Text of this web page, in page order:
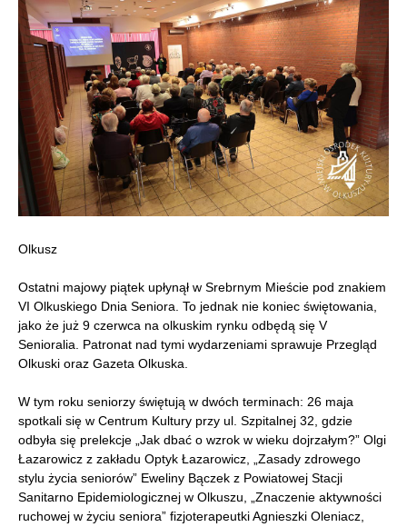
Olkusz
Ostatni majowy piątek upłynął w Srebrnym Mieście pod znakiem
VI Olkuskiego Dnia Seniora. To jednak nie koniec świętowania,
jako że już 9 czerwca na olkuskim rynku odbędą się V
Senioralia. Patronat nad tymi wydarzeniami sprawuje Przegląd
Olkuski oraz Gazeta Olkuska.
W tym roku seniorzy świętują w dwóch terminach: 26 maja
spotkali się w Centrum Kultury przy ul. Szpitalnej 32, gdzie
odbyła się prelekcje „Jak dbać o wzrok w wieku dojrzałym?” Olgi
Łazarowicz z zakładu Optyk Łazarowicz, „Zasady zdrowego
stylu życia seniorów” Eweliny Bączek z Powiatowej Stacji
Sanitarno Epidemiologicznej w Olkuszu, „Znaczenie aktywności
ruchowej w życiu seniora” fizjoterapeutki Agnieszki Oleniacz,